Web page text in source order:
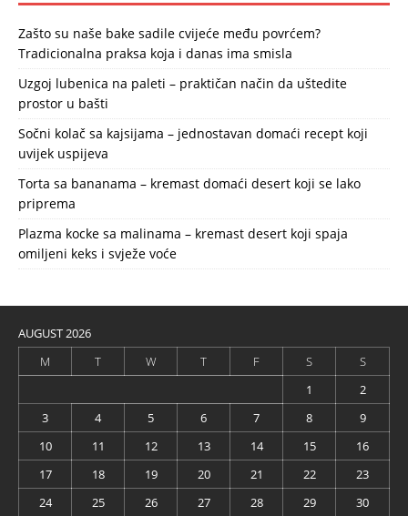
Zašto su naše bake sadile cvijeće među povrćem?
Tradicionalna praksa koja i danas ima smisla
Uzgoj lubenica na paleti – praktičan način da uštedite
prostor u bašti
Sočni kolač sa kajsijama – jednostavan domaći recept koji
uvijek uspijeva
Torta sa bananama – kremast domaći desert koji se lako
priprema
Plazma kocke sa malinama – kremast desert koji spaja
omiljeni keks i svježe voće
AUGUST 2026
M
T W T F S
S
1
2
3
4 5 6 7 8
9
10
11 12 13 14 15
16
17
18 19 20 21 22
23
24
25 26 27 28 29 30